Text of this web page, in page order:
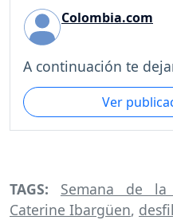
Colombia.com
A continuación te
Ver
TAGS: Semana de
Caterine Ibargüen,